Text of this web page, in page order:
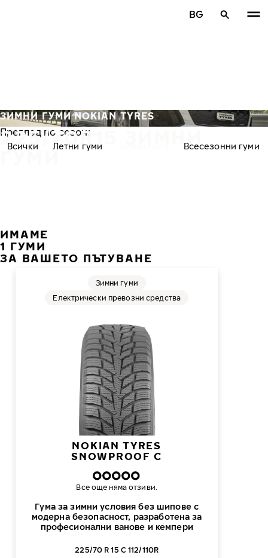
BG
225/70R15 ЗИМНИ
ГУМИ
ЗИМНИ ГУМИ NOKIAN TYRES
Преглед по сезон:
Всички Летни гуми Всесезонни гуми
ИМАМЕ
1 ГУМИ
ЗА ВАШЕТО ПЪТУВАНЕ
NOKIAN TYRES
SNOWPROOF C
Гума за зимни условия без шипове с
модерна безопасност, разработена за
професионални ванове и кемпери
Зимни гуми
Електрически превозни средства
Все още няма отзиви.
225/70 R 15 C 112/110R